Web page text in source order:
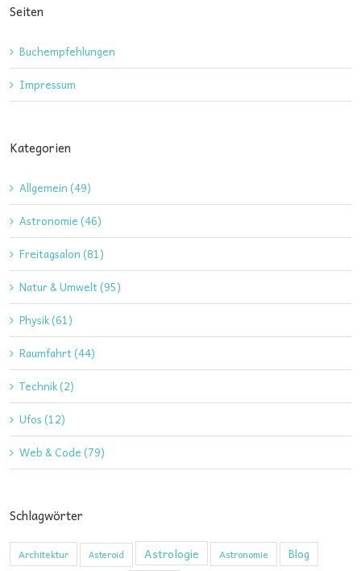
Seiten
Buchempfehlungen
Impressum
Kategorien
Allgemein (49)
Astronomie (46)
Freitagsalon (81)
Natur & Umwelt (95)
Physik (61)
Raumfahrt (44)
Technik (2)
Ufos (12)
Web & Code (79)
Schlagwörter
Architektur Asteroid Astrologie Astronomie Blog